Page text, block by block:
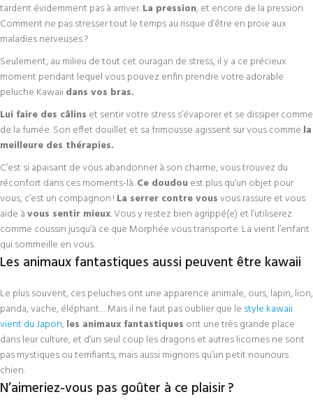
tardent évidemment pas à arriver.La pression, et encore de la pression.
Comment ne pas stresser tout le temps au risque d’être en proie aux
maladies nerveuses ?
Seulement, au milieu de tout cet ouragan de stress, il y a ce précieux
moment pendant lequel vous pouvez enfin prendre votre adorable
peluche Kawaii dans vos bras.
Lui faire des câlins et sentir votre stress s’évaporer et se dissiper comme
de la fumée. Son effet douillet et sa frimousse agissent sur vous comme la
meilleure des thérapies.
C’est si apaisant de vous abandonner à son charme, vous trouvez du
réconfort dans cesmoments-là.Ce doudou est plus qu’un objet pour
vous, c’est un compagnon ! La serrer contre vousvous rassure et vous
aide àvous sentir mieux. Vous y restez bien agrippé(e) et l’utiliserez
comme coussin jusqu’à ce que Morphée vous transporte. La vient l’enfant
qui sommeille en vous.
Les animaux fantastiques aussi peuvent être kawaii
Le plus souvent, ces peluches ont une apparence animale, ours, lapin, lion,
panda, vache, éléphant… Mais il ne faut pas oublier que le style kawaii
vient du Japon, les animaux fantastiques ont une très grande place
dans leur culture, et d’un seul coup les dragons et autres licornes ne sont
pas mystiques ou terrifiants, mais aussi mignons qu’un petit nounours
chien.
N’aimeriez-vous pas goûter à ce plaisir ?